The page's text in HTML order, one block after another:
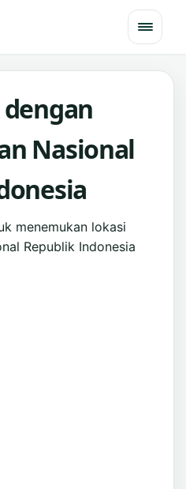
Nasional
menemukan lokasi
Republik Indonesia